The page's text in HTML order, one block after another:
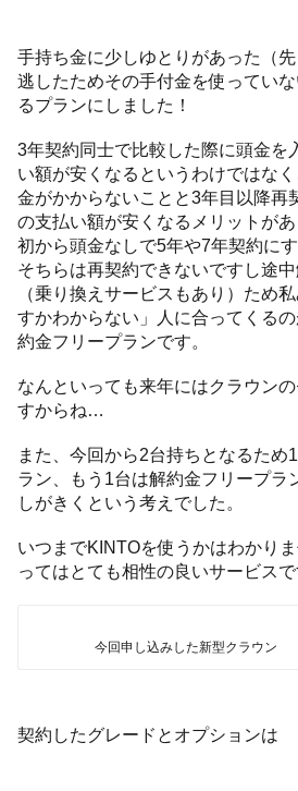
手持ち金に少しゆとりがあった（
逃したためその手付金を使ってい
るプランにしました！
3年契約同士で比較した際に頭金を
い額が安くなるというわけではな
金がかからないことと3年目以降再
の支払い額が安くなるメリットが
初から頭金なしで5年や7年契約に
そちらは再契約できないですし途
（乗り換えサービスもあり）ため
すかわからない」人に合ってくる
約金フリープランです。
なんといっても来年にはクラウン
すからね…
また、今回から2台持ちとなるため
ラン、もう1台は解約金フリープラ
しがきくという考えでした。
いつまでKINTOを使うかはわかり
ってはとても相性の良いサービスで
今回申し込みした新型クラウン
契約したグレードとオプションは